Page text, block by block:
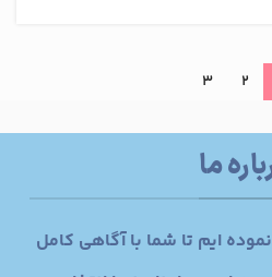
2
3
ما
ایم تا شما با آگاهی کامل